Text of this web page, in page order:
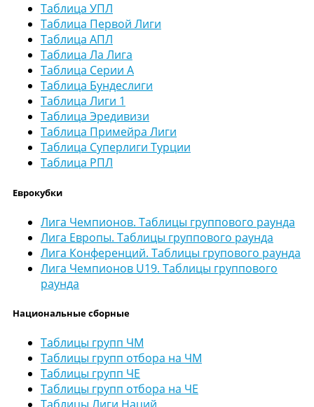
Таблица УПЛ
Таблица Первой Лиги
Таблица АПЛ
Таблица Ла Лига
Таблица Серии А
Таблица Бундеслиги
Таблица Лиги 1
Таблица Эредивизи
Таблица Примейра Лиги
Таблица Суперлиги Турции
Таблица РПЛ
Еврокубки
Лига Чемпионов. Таблицы группового раунда
Лига Европы. Таблицы группового раунда
Лига Конференций. Таблицы групового раунда
Лига Чемпионов U19. Таблицы группового
раунда
Национальные сборные
Таблицы групп ЧМ
Таблицы групп отбора на ЧМ
Таблицы групп ЧЕ
Таблицы групп отбора на ЧЕ